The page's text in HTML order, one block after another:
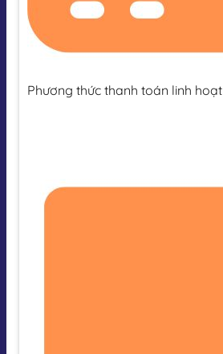
Phương thức thanh toán linh hoạt